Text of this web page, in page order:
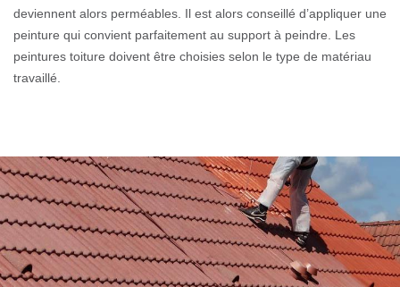
deviennent alors perméables. Il est alors conseillé d’appliquer une
peinture qui convient parfaitement au support à peindre. Les
peintures toiture doivent être choisies selon le type de matériau
travaillé.